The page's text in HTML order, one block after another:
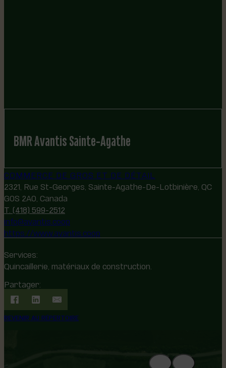
BMR Avantis Sainte-Agathe
COMMERCE DE GROS ET DE DÉTAIL
2321, Rue St-Georges, Sainte-Agathe-De-Lotbinière, QC
G0S 2A0, Canada
T. (418) 599-2512
info@avantis.coop
https://www.avantis.coop
Services:
Quincaillerie, matériaux de construction.
Partager:
REVENIR AU RÉPERTOIRE